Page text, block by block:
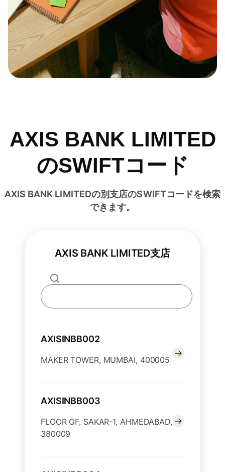
AXIS BANK LIMITED
のSWIFTコード
AXIS BANK LIMITEDの別支店のSWIFTコードを検索
できます。
AXIS BANK LIMITED支店
AXISINBB002
MAKER TOWER, MUMBAI, 400005
AXISINBB003
FLOOR GF, SAKAR-1, AHMEDABAD,
380009